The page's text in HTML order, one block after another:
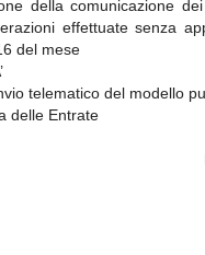
della comunicazione
effettuate senza
del mese
telematico del modello
delle Entrate